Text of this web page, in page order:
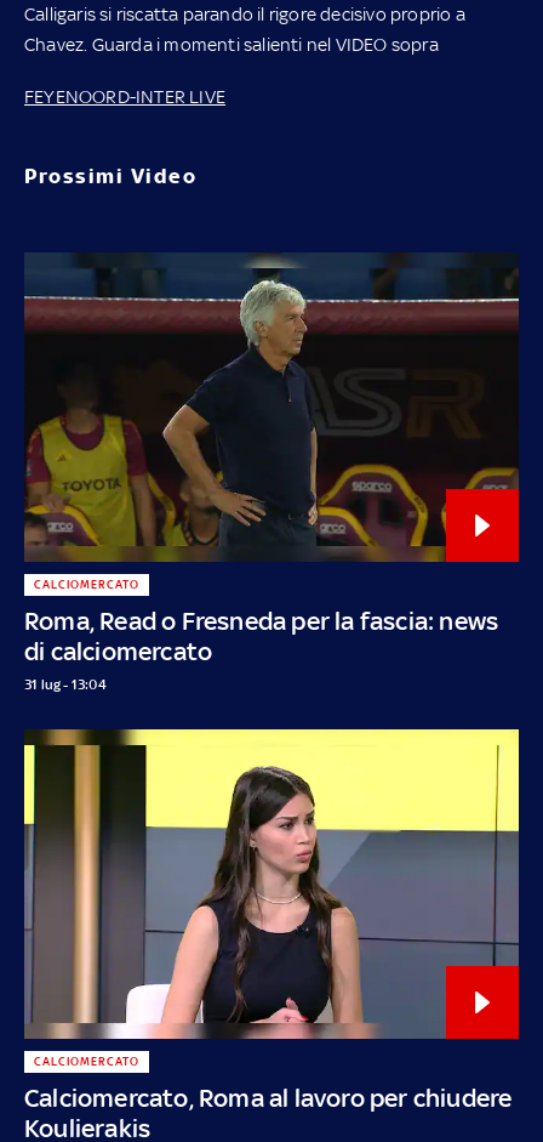
Calligaris si riscatta parando il rigore decisivo proprio a
Chavez. Guarda i momenti salienti nel VIDEO sopra
FEYENOORD-INTER LIVE
Prossimi Video
Roma, Read o Fresneda per la fascia: news
di calciomercato
CALCIOMERCATO
31 lug - 13:04
Calciomercato, Roma al lavoro per chiudere
Koulierakis
CALCIOMERCATO